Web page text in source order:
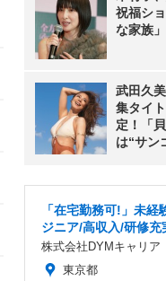
祝福シ
な家族
武田久
集タイ
定！「
は“サン
「在宅勤務可!」未
ジニア/高収入/研修充
株式会社DYMキャリア
東京都